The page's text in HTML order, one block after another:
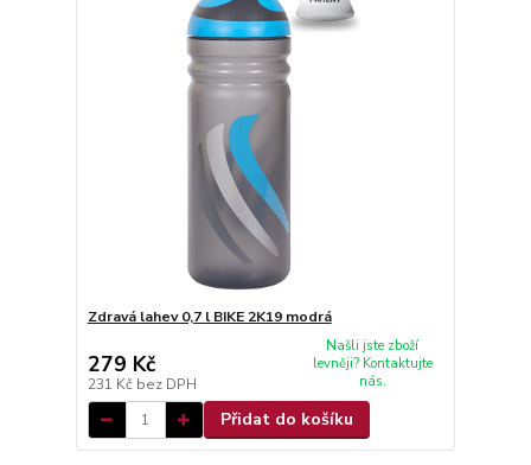
Zdravá lahev 0,7 l BIKE 2K19 modrá
279 Kč
231 Kč bez DPH
Našli jste zboží
levněji? Kontaktujte
nás.
Přidat do košíku